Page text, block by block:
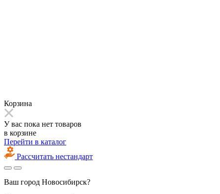
Корзина
У вас пока нет товаров
в корзине
Перейти в каталог
Рассчитать нестандарт
Ваш город Новосибирск?